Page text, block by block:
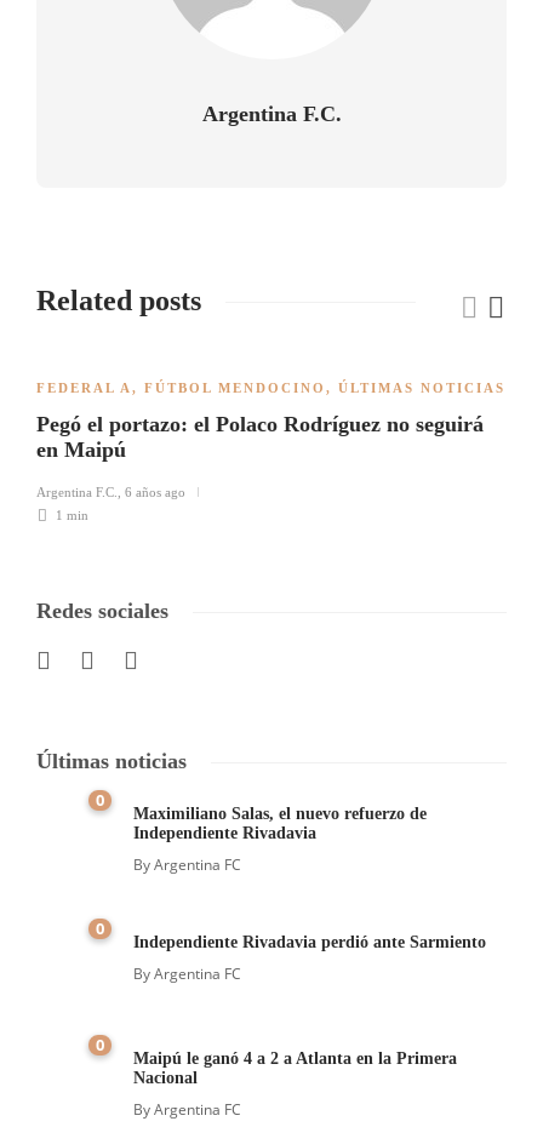
Argentina F.C.
Related posts
FEDERAL A , FÚTBOL MENDOCINO , ÚLTIMAS NOTICIAS
Pegó el portazo: el Polaco Rodríguez no seguirá
en Maipú
Argentina F.C.
6 años ago
1 min
Redes sociales
Últimas noticias
0
Maximiliano Salas, el nuevo refuerzo de
Independiente Rivadavia
ByArgentina FC
0
Independiente Rivadavia perdió ante Sarmiento
ByArgentina FC
0
Maipú le ganó 4 a 2 a Atlanta en la Primera
Nacional
ByArgentina FC